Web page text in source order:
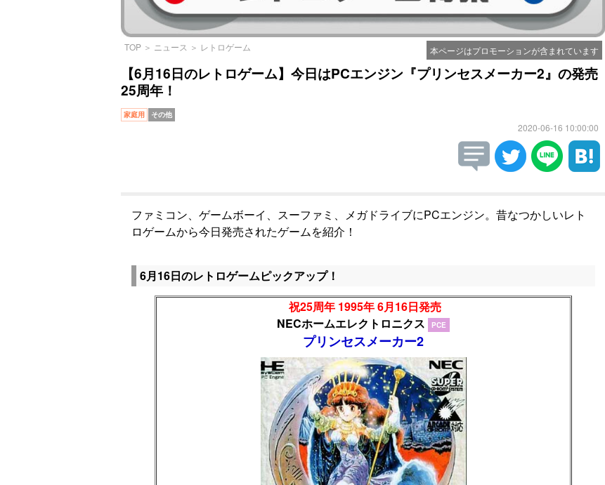
本ページはプロモーションが含まれています
TOP ＞ ニュース ＞ レトロゲーム
【6月16日のレトロゲーム】今日はPCエンジン『プリンセスメーカー2』の発売
25周年！
家庭用 その他
2020-06-16 10:00:00
ファミコン、ゲームボーイ、スーファミ、メガドライブにPCエンジン。昔なつかしいレト
ロゲームから今日発売されたゲームを紹介！
6月16日のレトロゲームピックアップ！
祝25周年 1995年 6月16日発売
NECホームエレクトロニクス
PCE
プリンセスメーカー2